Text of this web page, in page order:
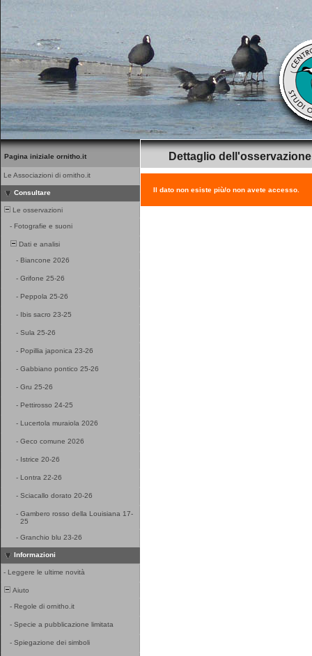
Pagina iniziale ornitho.it
Le Associazioni di ornitho.it
Consultare
Le osservazioni
- Fotografie e suoni
Dati e analisi
- Biancone 2026
- Grifone 25-26
- Peppola 25-26
- Ibis sacro 23-25
- Sula 25-26
- Popillia japonica 23-26
- Gabbiano pontico 25-26
- Gru 25-26
- Pettirosso 24-25
- Lucertola muraiola 2026
- Geco comune 2026
- Istrice 20-26
- Lontra 22-26
- Sciacallo dorato 20-26
- Gambero rosso della Louisiana 17-
25
- Granchio blu 23-26
Informazioni
- Leggere le ultime novità
Aiuto
- Regole di ornitho.it
- Specie a pubblicazione limitata
- Spiegazione dei simboli
Dettaglio dell'osservazione
Il dato non esiste più/o non avete accesso.